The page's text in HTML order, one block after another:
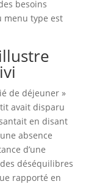
besoins
menu type est
de déjeuner »
avait disparu
en disant
absence
d’une
déséquilibres
rapporté en